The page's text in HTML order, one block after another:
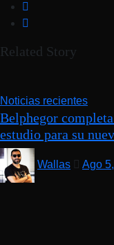
Related Story
Noticias recientes
Belphegor
estudio para su
Wallas Ago